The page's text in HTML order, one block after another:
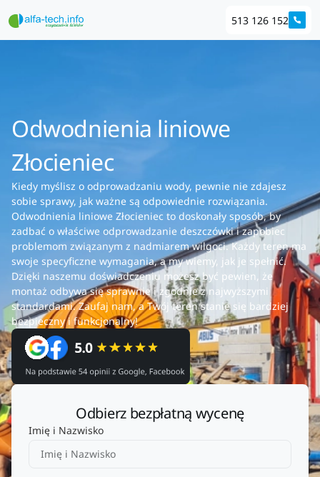
513 126 152
Odwodnienia liniowe
Złocieniec
Kiedy myślisz o odprowadzaniu wody, pewnie nie zdajesz
sobie sprawy, jak ważne są odpowiednie rozwiązania.
Odwodnienia liniowe Złocieniec to doskonały sposób, by
zadbać o właściwe odprowadzanie deszczówki i zapobiec
problemom związanym z nadmiarem wilgoci. Każdy teren ma
swoje specyficzne wymagania, a my wiemy, jak je spełnić.
Dzięki naszemu doświadczeniu możesz być pewien, że
montaż odbywa się sprawnie i zgodnie z najwyższymi
standardami. Zaufaj nam, a Twój teren stanie się bardziej
bezpieczny i funkcjonalny!
Odbierz bezpłatną wycenę
Imię i Nazwisko